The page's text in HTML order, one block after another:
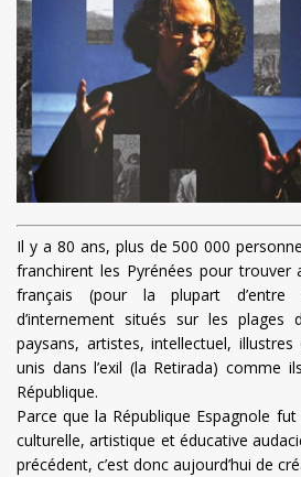
Il y a 80 ans, plus de 500 000
franchirent les Pyrénées pour
français (pour la plupart
d’internement situés sur les plages
paysans, artistes, intellectuel,
unis dans l’exil (la Retirada) comme
République.
Parce que la République Espagnole
culturelle, artistique et éducative
précédent, c’est donc aujourd’hui de